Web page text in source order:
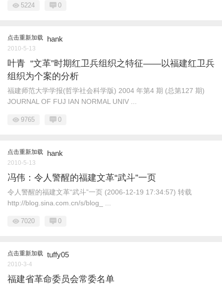
5224 0
点击重新加载 hank
2010-5-13
叶青 “文革”时期红卫兵组织之特征——以福建红卫兵
组织为个案的分析
福建师范大学学报(哲学社会科学版) 2004 年第4 期 (总第127 期)
JOURNAL OF FUJ IAN NORMAL UNIV ...
9765 0
点击重新加载 hank
2010-5-13
冯伟：令人警醒的福建文革“武斗”一页
令人警醒的福建文革“武斗”一页 (2006-12-19 17:34:57) 转载
http://blog.sina.com.cn/s/blog_ ...
7020 0
点击重新加载 tuffy05
2010-3-4
福建省革命委员会常委名单